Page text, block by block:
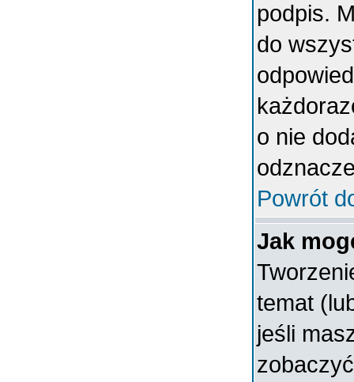
podpis.
do
o nie
Powrót
Jak
temat
jeśli